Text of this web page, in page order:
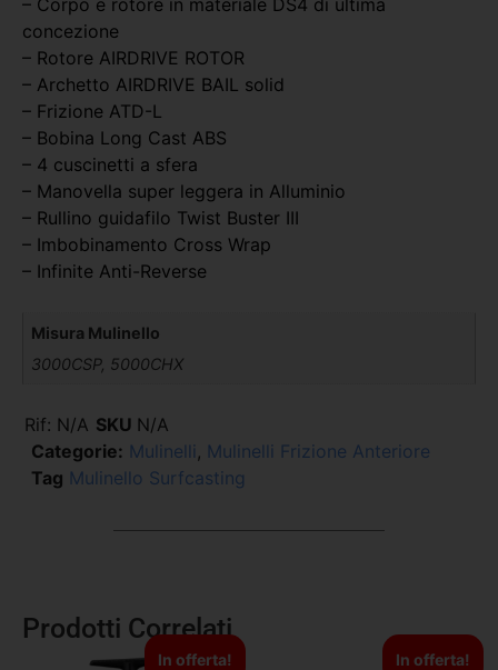
– Corpo e rotore in materiale DS4 di ultima
concezione
– Rotore AIRDRIVE ROTOR
– Archetto AIRDRIVE BAIL solid
– Frizione ATD-L
– Bobina Long Cast ABS
– 4 cuscinetti a sfera
– Manovella super leggera in Alluminio
– Rullino guidafilo Twist Buster III
– Imbobinamento Cross Wrap
– Infinite Anti-Reverse
Misura Mulinello
3000CSP, 5000CHX
Rif: N/A SKU N/A
Categorie: Mulinelli , Mulinelli Frizione Anteriore
Tag Mulinello Surfcasting
Prodotti Correlati
In offerta! In offerta!